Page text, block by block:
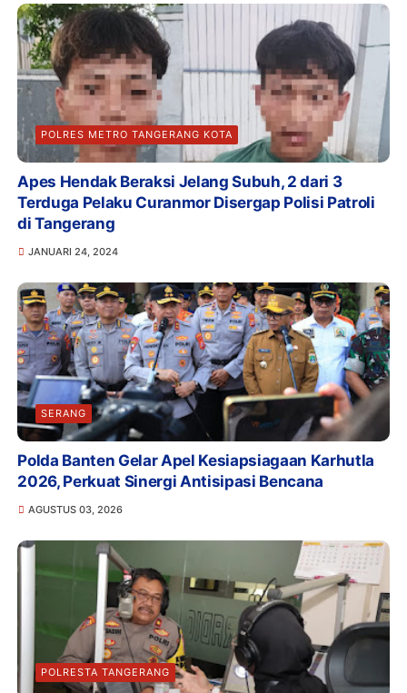
POLRES METRO TANGERANG KOTA
Apes Hendak Beraksi Jelang Subuh, 2 dari 3
Terduga Pelaku Curanmor Disergap Polisi Patroli
di Tangerang
JANUARI 24, 2024
SERANG
Polda Banten Gelar Apel Kesiapsiagaan Karhutla
2026, Perkuat Sinergi Antisipasi Bencana
AGUSTUS 03, 2026
POLRESTA TANGERANG